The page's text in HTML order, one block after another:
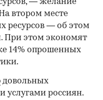
втором месте
ресурсов — об этом
При этом экономят
14% опрошенных
довольных
россиян.